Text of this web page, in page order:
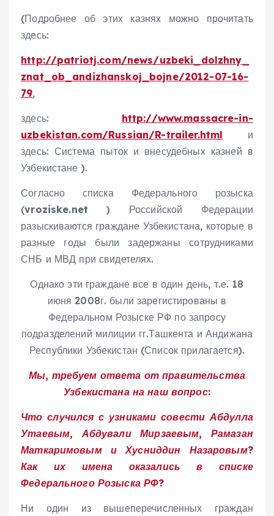
(Подробнее об этих казнях можно прочитать
здесь:
http://patriotj.com/news/uzbeki_dolzhny_
znat_ob_andizhanskoj_bojne/2012-07-16-
79,
здесь: http://www.massacre-in-
uzbekistan.com/Russian/R-trailer.html и
здесь: Система пыток и внесудебных казней в
Узбекистане ).
Согласно списка Федерального розыска
(vroziske.net ) Российской Федерации
разыскиваются граждане Узбекистана, которые в
разные годы были задержаны сотрудниками
СНБ и МВД при свидетелях.
Однако эти граждане все в один день, т.е. 18
июня 2008г. были зарегистированы в
Федеральном Розыске РФ по запросу
подразделений милиции гг.Ташкента и Андижана
Республики Узбекистан (Список прилагается).
Мы, требуем ответа от правительства
Узбекистана на наш вопрос:
Что случился с узниками совести Абдулла
Утаевым, Абдували Мирзаевым, Рамазан
Маткаримовым и Хусниддин Назаровым?
Как их имена оказались в списке
Федерального Розыска РФ?
Ни один из вышеперечисленных граждан